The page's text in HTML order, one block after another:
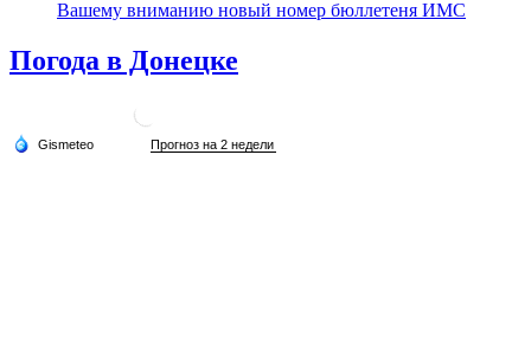
Вашему вниманию новый номер бюллетеня ИМС
Погода в Донецке